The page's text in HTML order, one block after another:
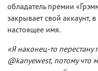
обладатель премии
закрывает свой аккаунт,
настоящее имя.
«Я наконец-то перестану
@kanyewest, потому что